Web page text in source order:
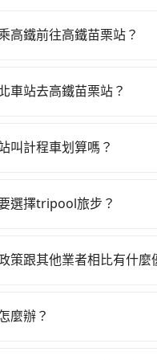
高鐵前往高鐵苗栗站？
乘。假設從台北車站 (台
接送，則每人平均花費
車站去高鐵苗栗站？
邊可隨租隨借的iRent應
險與可能的罰單都需自
開樂透一樣。另外，偶
就顯得非常不便。
叫計程車划算嗎？
台北車站附近的計程車
質上，tripool都是你從台
選擇tripool旅步？
都是專業且可靠的職業
策跟其他業者相比有什麼
成取消訂單作業，旅步
麼辦？